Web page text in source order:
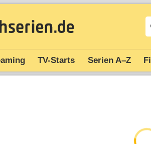
TV-Starts Serien A–Z